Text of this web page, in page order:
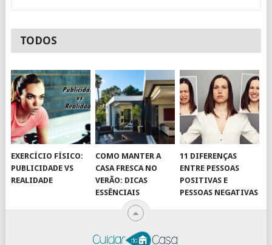
TODOS
EXERCÍCIO FÍSICO:
PUBLICIDADE VS
REALIDADE
COMO MANTER A
CASA FRESCA NO
VERÃO: DICAS
ESSÊNCIAIS
11 DIFERENÇAS
ENTRE PESSOAS
POSITIVAS E
PESSOAS NEGATIVAS